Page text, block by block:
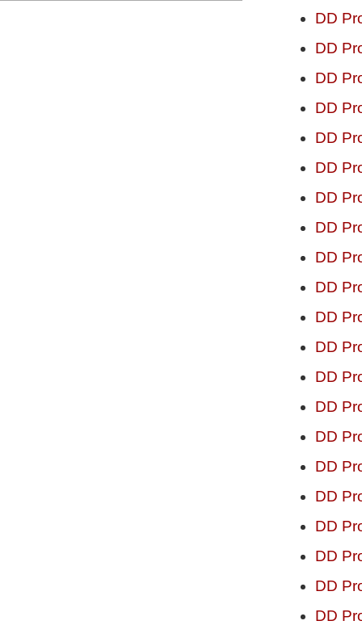
DD
DD
DD
DD
DD
DD
DD
DD
DD
DD
DD
DD
DD
DD
DD
DD
DD
DD
DD
DD
DD